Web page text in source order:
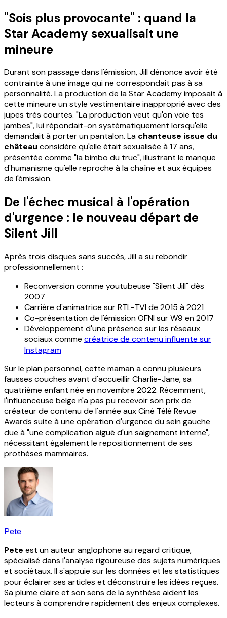
"Sois plus provocante" : quand la
Star Academy sexualisait une
mineure
Durant son passage dans l'émission, Jill dénonce avoir été
contrainte à une image qui ne correspondait pas à sa
personnalité. La production de la Star Academy imposait à
cette mineure un style vestimentaire inapproprié avec des
jupes très courtes. "La production veut qu'on voie tes
jambes", lui répondait-on systématiquement lorsqu'elle
demandait à porter un pantalon. La chanteuse issue du
château considère qu'elle était sexualisée à 17 ans,
présentée comme "la bimbo du truc", illustrant le manque
d'humanisme qu'elle reproche à la chaîne et aux équipes
de l'émission.
De l'échec musical à l'opération
d'urgence : le nouveau départ de
Silent Jill
Après trois disques sans succès, Jill a su rebondir
professionnellement :
Reconversion comme youtubeuse "Silent Jill" dès
2007
Carrière d'animatrice sur RTL-TVI de 2015 à 2021
Co-présentation de l'émission OFNI sur W9 en 2017
Développement d'une présence sur les réseaux
sociaux comme créatrice de contenu influente sur
Instagram
Sur le plan personnel, cette maman a connu plusieurs
fausses couches avant d'accueillir Charlie-Jane, sa
quatrième enfant née en novembre 2022. Récemment,
l'influenceuse belge n'a pas pu recevoir son prix de
créateur de contenu de l'année aux Ciné Télé Revue
Awards suite à une opération d'urgence du sein gauche
due à "une complication aiguë d'un saignement interne",
nécessitant également le repositionnement de ses
prothèses mammaires.
Pete
Pete est un auteur anglophone au regard critique,
spécialisé dans l'analyse rigoureuse des sujets numériques
et sociétaux. Il s'appuie sur les données et les statistiques
pour éclairer ses articles et déconstruire les idées reçues.
Sa plume claire et son sens de la synthèse aident les
lecteurs à comprendre rapidement des enjeux complexes.